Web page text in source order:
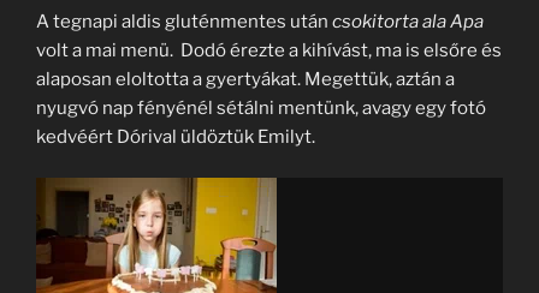
A tegnapi aldis gluténmentes után csokitorta ala Apa
volt a mai menü. Dodó érezte a kihívást, ma is elsőre és
alaposan eloltotta a gyertyákat. Megettük, aztán a
nyugvó nap fényénél sétálni mentünk, avagy egy fotó
kedvéért Dórival üldöztük Emilyt.